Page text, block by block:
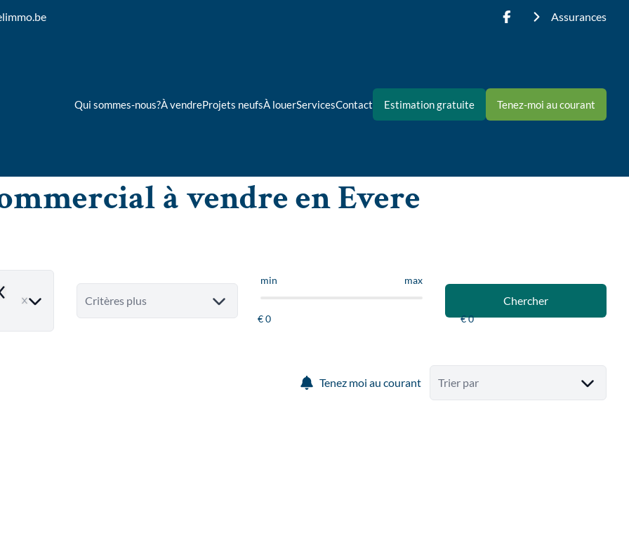
Assurances
Qui sommes-nous?À vendreProjets neufsÀ louerServicesContact Estimation gratuite Tenez-moi au courant
à vendre en Evere
Critères plus
min max
Chercher
Tenez moi au courant Trier par